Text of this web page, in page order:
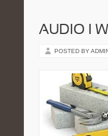
AUDIO I
POSTED BY